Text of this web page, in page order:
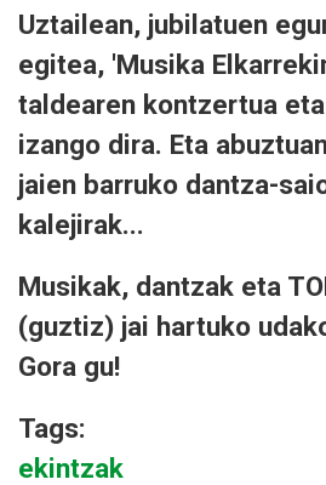
Uztailean, jubilatuen
egitea, 'Musika
taldearen kontzertua
izango dira. Eta
jaien barruko dantza-
kalejirak...
Musikak, dantzak eta
(guztiz) jai hartuko
Gora gu!
Tags:
ekintzak